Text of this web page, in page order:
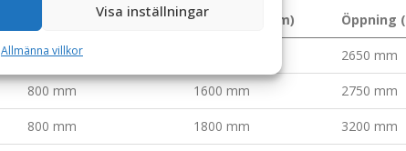
Visa inställningar
Allmänna villkor
Gaffellängd (mm) Innerhöjd (mm) Öppning
800 mm 2650 mm
800 mm 1600 mm 2750 mm
800 mm 1800 mm 3200 mm